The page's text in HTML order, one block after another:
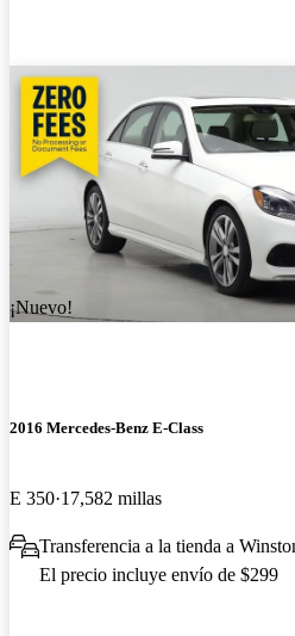
¡Nuevo!
2016 Mercedes-Benz E-Class
E 350 17,582 millas
Transferencia a la tienda a
El precio incluye envío de $299